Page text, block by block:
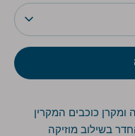
ומקרן כוכבים המקרין
בשילוב מוזיקה